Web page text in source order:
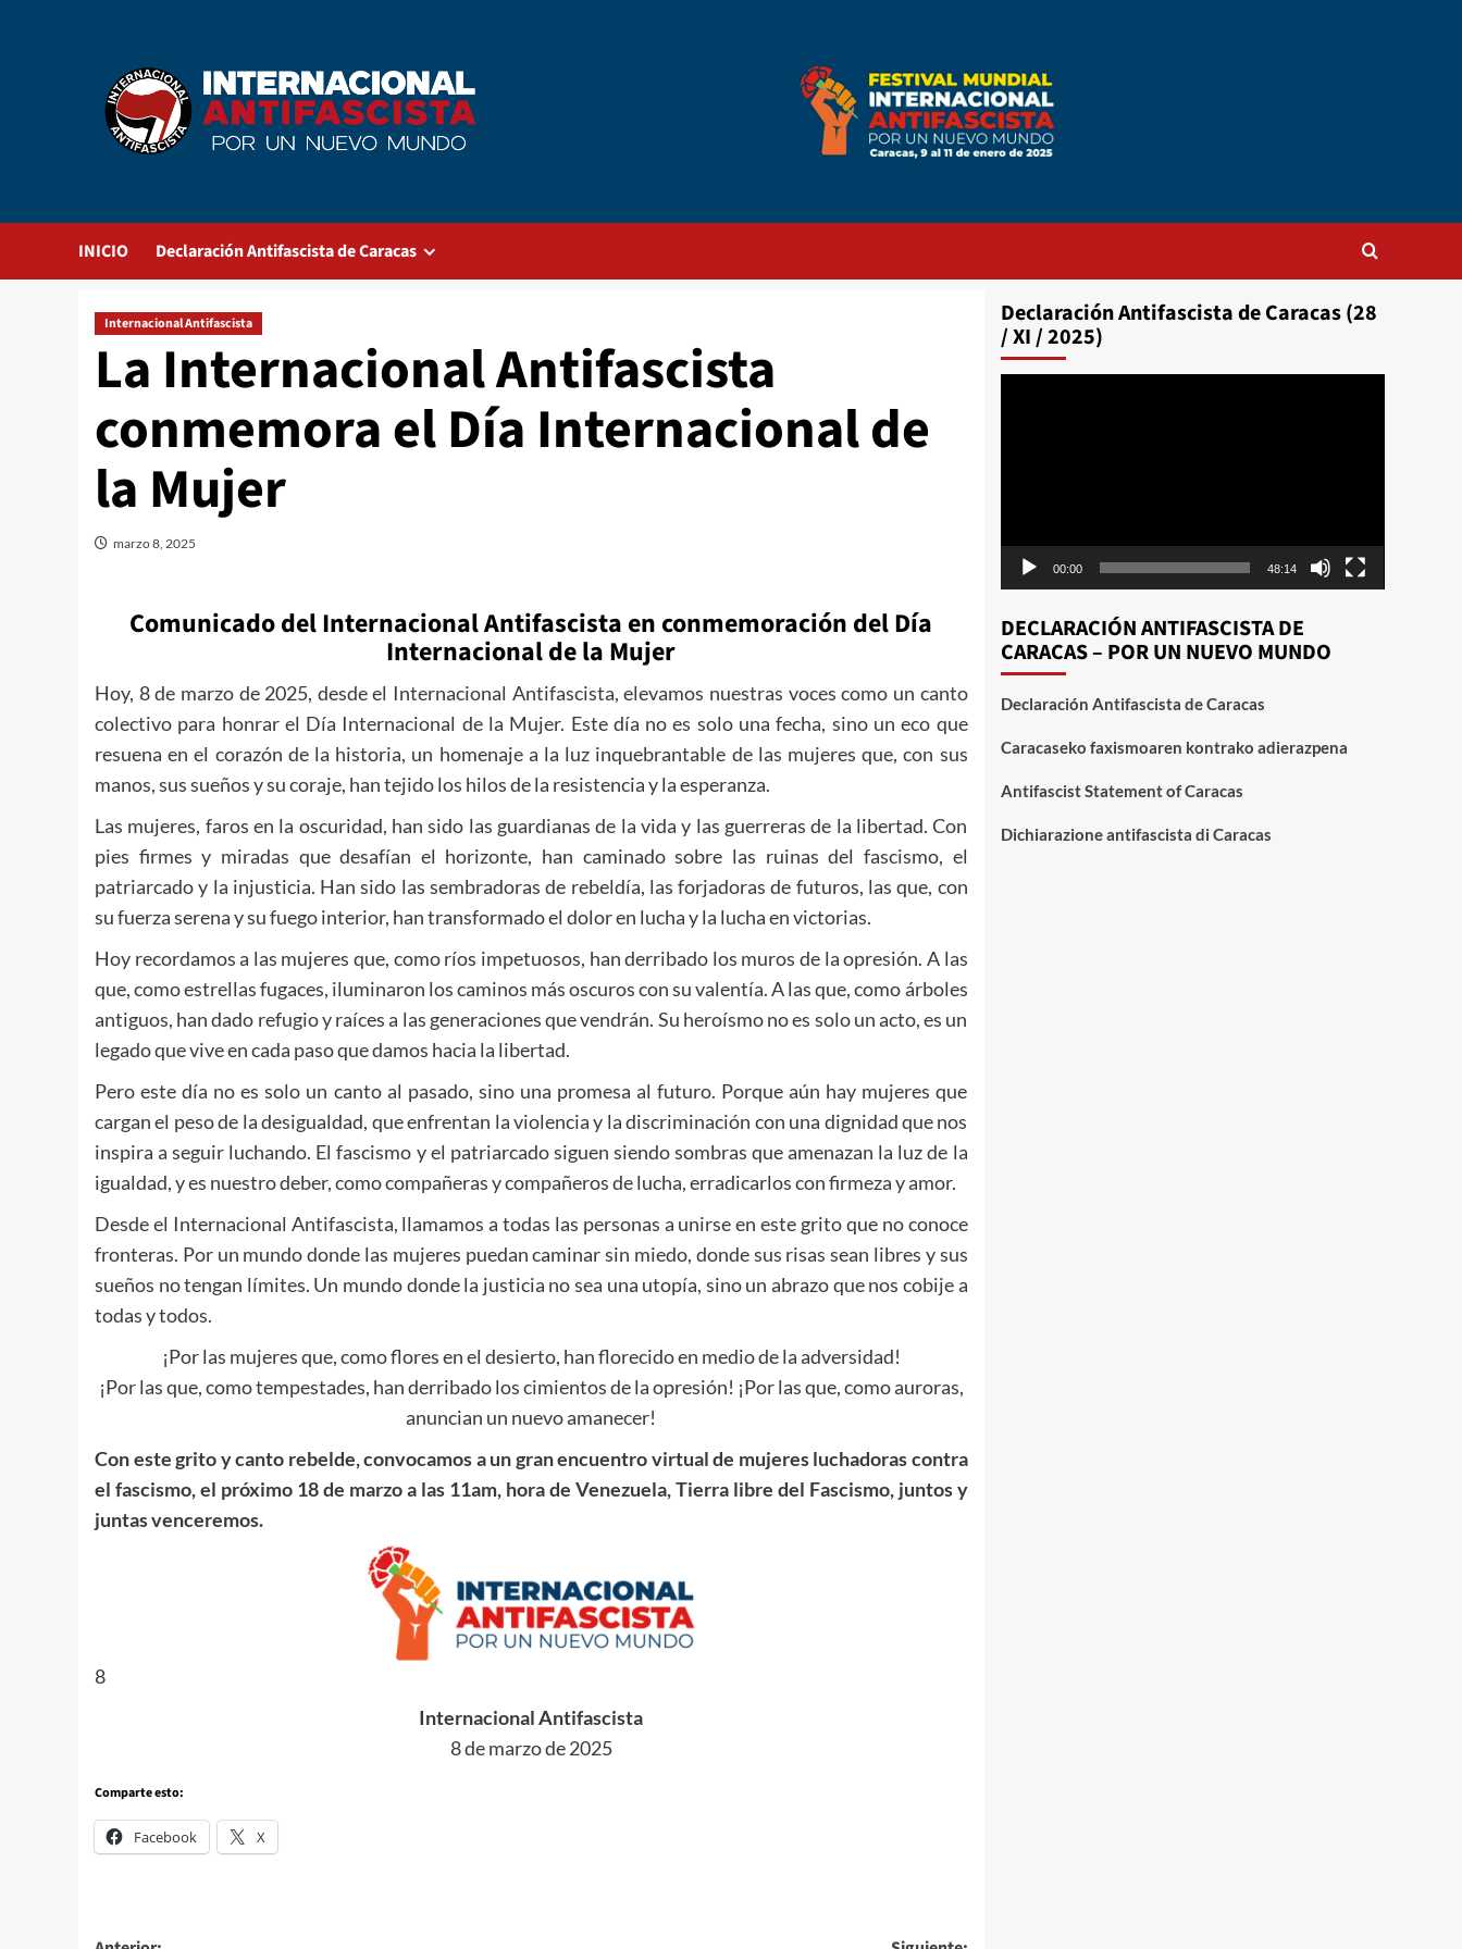
INICIO Declaración Antifascista de Caracas
Internacional Antifascista
La Internacional Antifascista
conmemora el Día Internacional de
la Mujer
marzo 8, 2025
Comunicado del Internacional Antifascista en conmemoración del Día
Internacional de la Mujer
Hoy, 8 de marzo de 2025, desde el Internacional Antifascista, elevamos nuestras voces como un canto
colectivo para honrar el Día Internacional de la Mujer. Este día no es solo una fecha, sino un eco que
resuena en el corazón de la historia, un homenaje a la luz inquebrantable de las mujeres que, con sus
manos, sus sueños y su coraje, han tejido los hilos de la resistencia y la esperanza.
Las mujeres, faros en la oscuridad, han sido las guardianas de la vida y las guerreras de la libertad. Con
pies firmes y miradas que desafían el horizonte, han caminado sobre las ruinas del fascismo, el
patriarcado y la injusticia. Han sido las sembradoras de rebeldía, las forjadoras de futuros, las que, con
su fuerza serena y su fuego interior, han transformado el dolor en lucha y la lucha en victorias.
Hoy recordamos a las mujeres que, como ríos impetuosos, han derribado los muros de la opresión. A las
que, como estrellas fugaces, iluminaron los caminos más oscuros con su valentía. A las que, como árboles
antiguos, han dado refugio y raíces a las generaciones que vendrán. Su heroísmo no es solo un acto, es un
legado que vive en cada paso que damos hacia la libertad.
Pero este día no es solo un canto al pasado, sino una promesa al futuro. Porque aún hay mujeres que
cargan el peso de la desigualdad, que enfrentan la violencia y la discriminación con una dignidad que nos
inspira a seguir luchando. El fascismo y el patriarcado siguen siendo sombras que amenazan la luz de la
igualdad, y es nuestro deber, como compañeras y compañeros de lucha, erradicarlos con firmeza y amor.
Desde el Internacional Antifascista, llamamos a todas las personas a unirse en este grito que no conoce
fronteras. Por un mundo donde las mujeres puedan caminar sin miedo, donde sus risas sean libres y sus
sueños no tengan límites. Un mundo donde la justicia no sea una utopía, sino un abrazo que nos cobije a
todas y todos.
¡Por las mujeres que, como flores en el desierto, han florecido en medio de la adversidad!
¡Por las que, como tempestades, han derribado los cimientos de la opresión! ¡Por las que, como auroras,
anuncian un nuevo amanecer!
Con este grito y canto rebelde, convocamos a un gran encuentro virtual de mujeres luchadoras contra
el fascismo, el próximo 18 de marzo a las 11am, hora de Venezuela, Tierra libre del Fascismo, juntos y
juntas venceremos.
8
Internacional Antifascista
8 de marzo de 2025
Comparte esto:
Facebook X
Declaración Antifascista de Caracas (28
/ XI / 2025)
00:00 48:14
DECLARACIÓN ANTIFASCISTA DE
CARACAS – POR UN NUEVO MUNDO
Declaración Antifascista de Caracas
Caracaseko faxismoaren kontrako adierazpena
Antifascist Statement of Caracas
Dichiarazione antifascista di Caracas